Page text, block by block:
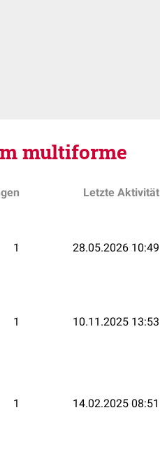
multiforme
Letzte Aktivität
1 28.05.2026 10:49
1 10.11.2025 13:53
1 14.02.2025 08:51